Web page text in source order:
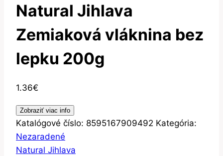
Natural Jihlava
Zemiaková vláknina bez
lepku 200g
1.36€
Zobraziť viac info
Katalógové číslo: 8595167909492 Kategória:
Nezaradené
Natural Jihlava